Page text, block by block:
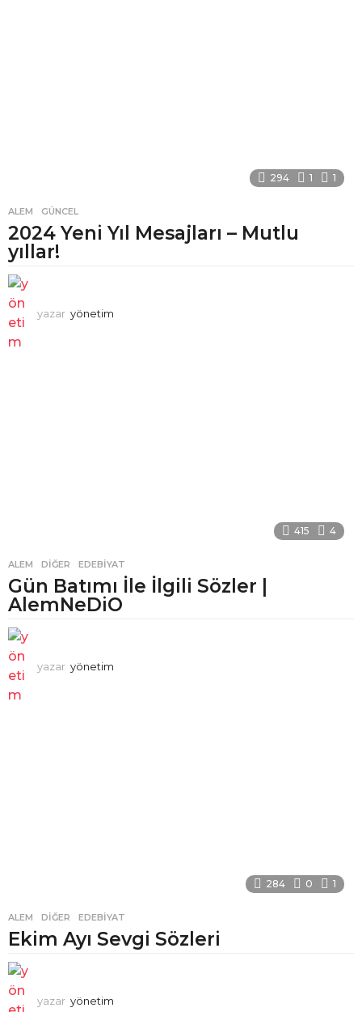
294 1 1
ALEM ,GÜNCEL
2024 Yeni Yıl Mesajları – Mutlu
yıllar!
yazar yönetim
415 4
ALEM ,DIĞER ,EDEBIYAT
Gün Batımı İle İlgili Sözler |
AlemNeDiO
yazar yönetim
284 0 1
ALEM ,DIĞER ,EDEBIYAT
Ekim Ayı Sevgi Sözleri
yazar yönetim